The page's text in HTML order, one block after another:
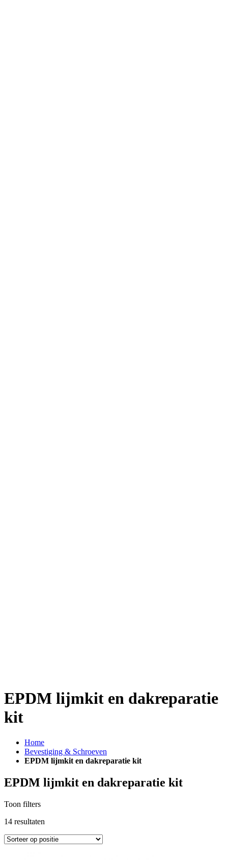
EPDM lijmkit en dakreparatie
kit
Home
Bevestiging & Schroeven
EPDM lijmkit en dakreparatie kit
EPDM lijmkit en dakreparatie kit
Toon filters
14 resultaten